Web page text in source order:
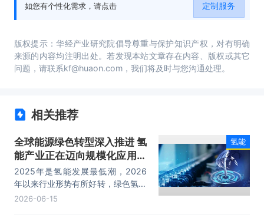
如您有个性化需求，请点击
定制服务
版权提示：华经产业研究院倡导尊重与保护知识产权，对有明确
来源的内容均注明出处。若发现本站文章存在内容、版权或其它
问题，请联系kf@huaon.com，我们将及时与您沟通处理。
相关推荐
全球能源绿色转型深入推进 氢
能产业正在迈向规模化应用的
关键时期
2025年是氢能发展最低潮，2026
年以来行业形势有所好转，绿色氢能
开始进入爬坡期，预计到2030年将
2026-06-15
氢能